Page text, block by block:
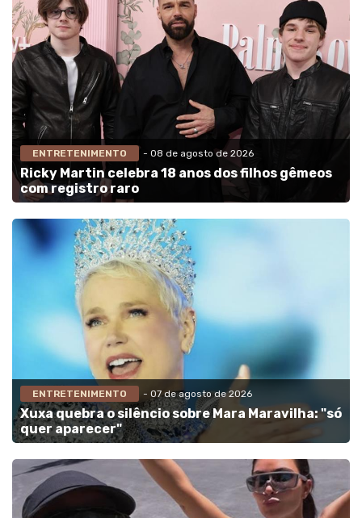
ENTRETENIMENTO - 08 de agosto de 2026
Ricky Martin celebra 18 anos dos filhos gêmeos
com registro raro
ENTRETENIMENTO - 07 de agosto de 2026
Xuxa quebra o silêncio sobre Mara Maravilha: "só
quer aparecer"